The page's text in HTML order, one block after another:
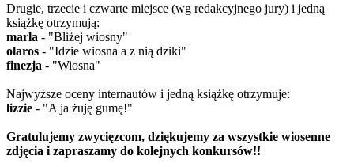
Drugie, trzecie i czwarte miejsce (wg redakcyjnego jury) i jedną
książkę otrzymują:
marla - "Bliżej wiosny"
olaros - "Idzie wiosna a z nią dziki"
finezja - "Wiosna"
Najwyższe oceny internautów i jedną książkę otrzymuje:
lizzie - "A ja żuję gumę!"
Gratulujemy zwycięzcom, dziękujemy za wszystkie wiosenne
zdjęcia i zapraszamy do kolejnych konkursów!!